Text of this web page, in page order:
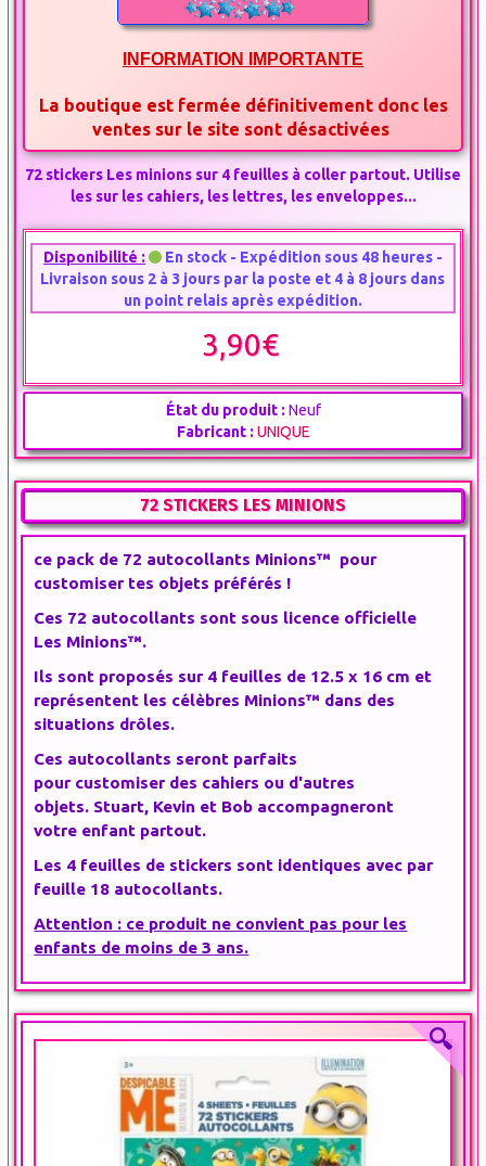
INFORMATION IMPORTANTE
La boutique est fermée définitivement donc les
ventes sur le site sont désactivées
72 stickers Les minions sur 4 feuilles à coller partout. Utilise
les sur les cahiers, les lettres, les enveloppes...
Disponibilité :
En stock - Expédition sous 48 heures -
Livraison sous 2 à 3 jours par la poste et 4 à 8 jours dans
un point relais après expédition.
3,90€
État du produit : Neuf
Fabricant : UNIQUE
72 STICKERS LES MINIONS
ce pack de 72 autocollants Minions™ pour
customiser tes objets préférés !
Ces 72 autocollants sont sous licence officielle
Les Minions™.
Ils sont proposés sur 4 feuilles de 12.5 x 16 cm et
représentent les célèbres Minions™ dans des
situations drôles.
Ces autocollants seront parfaits
pour customiser des cahiers ou d'autres
objets. Stuart, Kevin et Bob accompagneront
votre enfant partout.
Les 4 feuilles de stickers sont identiques avec par
feuille 18 autocollants.
Attention : ce produit ne convient pas pour les
enfants de moins de 3 ans.